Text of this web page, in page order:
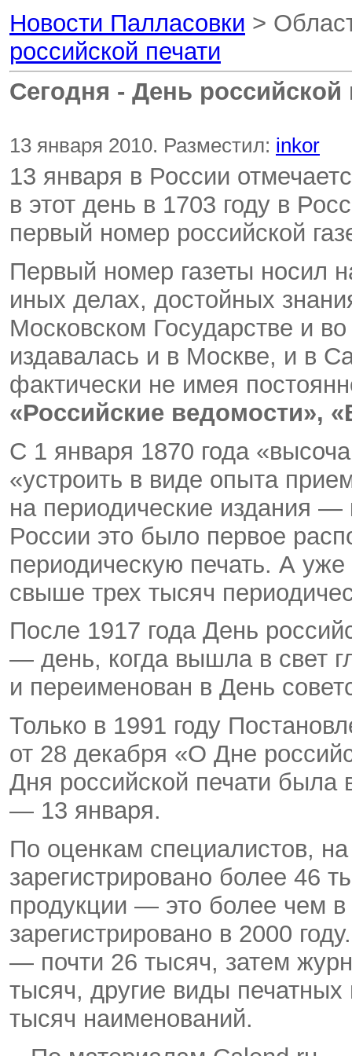
Новости Палласовки >
российской печати
Сегодня - День российской
13 января 2010. Разместил: inkor
13 января в России
в этот день в 1703 году в
первый номер российской
Первый номер газеты носил
иных делах, достойных
Московском Государстве и
издавалась и в Москве, и в
фактически не имея
«Российские ведомости»,
С 1 января 1870 года
«устроить в виде опыта
на периодические издания —
России это было первое
периодическую печать. А
свыше трех тысяч
После 1917 года День
— день, когда вышла в свет
и переименован в День
Только в 1991 году
от 28 декабря «О Дне
Дня российской печати была
— 13 января.
По оценкам специалистов,
зарегистрировано более 46
продукции — это более чем
зарегистрировано в 2000
— почти 26 тысяч, затем
тысяч, другие виды
тысяч наименований.